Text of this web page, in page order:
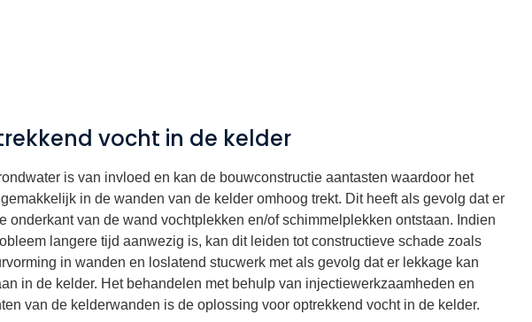
vocht in de kelder
is van invloed en kan de bouwconstructie aantasten waardoor het
in de wanden van de kelder omhoog trekt. Dit heeft als gevolg dat er
onderkant van de wand vochtplekken en/of schimmelplekken ontstaan. Indien
langere tijd aanwezig is, kan dit leiden tot constructieve schade zoals
in wanden en loslatend stucwerk met als gevolg dat er lekkage kan
in de kelder. Het behandelen met behulp van injectiewerkzaamheden en
van de kelderwanden is de oplossing voor optrekkend vocht in de kelder.